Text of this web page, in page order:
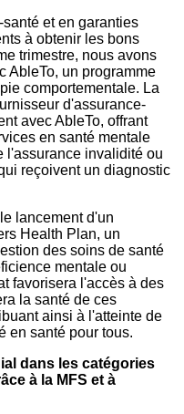
et en garanties
à obtenir les bons
trimestre, nous avons
AbleTo, un programme
comportementale. La
d'assurance-
avec AbleTo, offrant
en santé mentale
l'assurance invalidité ou
reçoivent un diagnostic
lancement d'un
Health Plan, un
des soins de santé
mentale ou
favorisera l'accès à des
la santé de ces
ainsi à l'atteinte de
en santé pour tous.
dans les catégories
à la MFS et à